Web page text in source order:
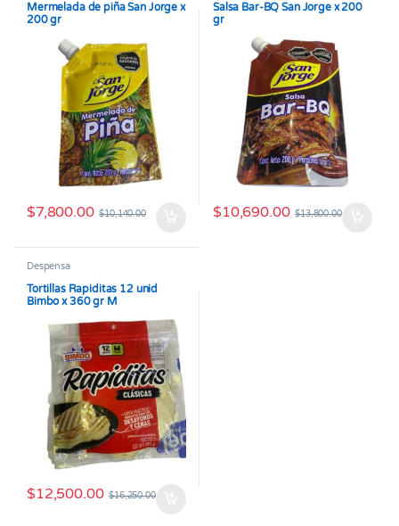
Mermelada de piña San Jorge x
200 gr
$7,800.00 $10,140.00
Salsa Bar-BQ San Jorge x 200
gr
$10,690.00 $13,800.00
Despensa
Tortillas Rapiditas 12 unid
Bimbo x 360 gr M
$12,500.00 $16,250.00